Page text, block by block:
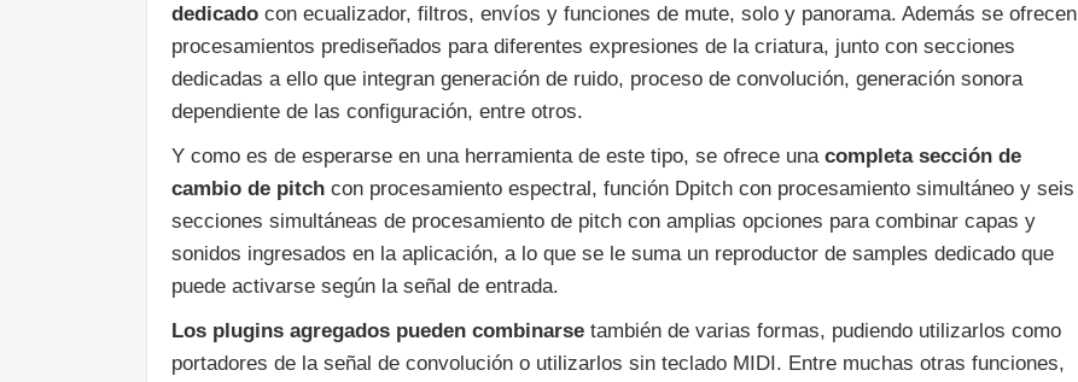
dedicado con ecualizador, filtros, envíos y funciones de mute, solo y panorama. Además se ofrecen
procesamientos prediseñados para diferentes expresiones de la criatura, junto con secciones
dedicadas a ello que integran generación de ruido, proceso de convolución, generación sonora
dependiente de las configuración, entre otros.
Y como es de esperarse en una herramienta de este tipo, se ofrece una completa sección de
cambio de pitch con procesamiento espectral, función Dpitch con procesamiento simultáneo y seis
secciones simultáneas de procesamiento de pitch con amplias opciones para combinar capas y
sonidos ingresados en la aplicación, a lo que se le suma un reproductor de samples dedicado que
puede activarse según la señal de entrada.
Los plugins agregados pueden combinarse también de varias formas, pudiendo utilizarlos como
portadores de la señal de convolución o utilizarlos sin teclado MIDI. Entre muchas otras funciones,